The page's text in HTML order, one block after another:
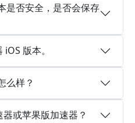
是否安全，是否会保存
版本。
么样？
或苹果版加速器？